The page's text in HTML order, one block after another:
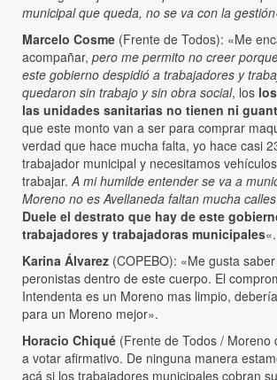
municipal que queda, no se va con la gestión
Marcelo Cosme (Frente de Todos): «Me
acompañar, pero me permito no creer
este gobierno despidió a trabajadores y
quedaron sin trabajo y sin obra social, los
las unidades sanitarias no tienen ni
que este monto van a ser para comprar
verdad que hace mucha falta, yo hace casi
trabajador municipal y necesitamos
trabajar. A mi humilde entender se va a
Moreno no es Avellaneda faltan mucha
Duele el destrato que hay de este
trabajadores y trabajadoras municipales«.
Karina Álvarez (COPEBO): «Me gusta
peronistas dentro de este cuerpo. El
Intendenta es un Moreno mas limpio,
para un Moreno mejor».
Horacio Chiqué (Frente de Todos / Moreno
a votar afirmativo. De ninguna manera
acá si los trabajadores municipales cobran